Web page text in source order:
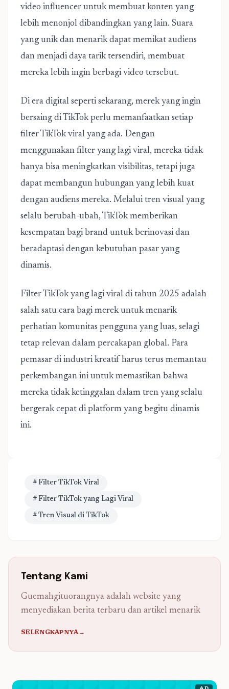
video influencer untuk membuat konten yang
lebih menonjol dibandingkan yang lain. Suara
yang unik dan menarik dapat memikat audiens
dan menjadi daya tarik tersendiri, membuat
mereka lebih ingin berbagi video tersebut.
Di era digital seperti sekarang, merek yang ingin
bersaing di TikTok perlu memanfaatkan setiap
filter TikTok viral yang ada. Dengan
menggunakan filter yang lagi viral, mereka tidak
hanya bisa meningkatkan visibilitas, tetapi juga
dapat membangun hubungan yang lebih kuat
dengan audiens mereka. Melalui tren visual yang
selalu berubah-ubah, TikTok memberikan
kesempatan bagi brand untuk berinovasi dan
beradaptasi dengan kebutuhan pasar yang
dinamis.
Filter TikTok yang lagi viral di tahun 2025 adalah
salah satu cara bagi merek untuk menarik
perhatian komunitas pengguna yang luas, selagi
tetap relevan dalam percakapan global. Para
pemasar di industri kreatif harus terus memantau
perkembangan ini untuk memastikan bahwa
mereka tidak ketinggalan dalam tren yang selalu
bergerak cepat di platform yang begitu dinamis
ini.
# Filter TikTok Viral
# Filter TikTok yang Lagi Viral
# Tren Visual di TikTok
Tentang Kami
Guemahgituorangnya adalah website yang
menyediakan berita terbaru dan artikel menarik
SELENGKAPNYA→